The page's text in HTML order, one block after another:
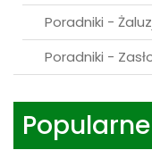
Sterowanie
Montaż markizy: